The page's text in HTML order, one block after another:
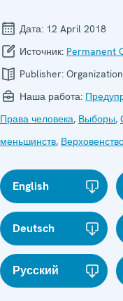
Дата: 12 April 2018
Источник: Permanent
Publisher:
Наша работа:
Права человека, Выборы,
меньшинств,
English
Deutsch
Русский